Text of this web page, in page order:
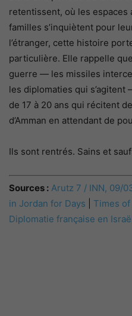
retentissent, où les
familles s’inquiètent pour
l’étranger, cette histoire
particulière. Elle rappelle
guerre — les missiles
les diplomaties qui
de 17 à 20 ans qui récitent
d’Amman en attendant de
Ils sont rentrés. Sains et
Sources : Arutz 7 / INN, 09/
in Jordan for Days
Times
Diplomatie française en